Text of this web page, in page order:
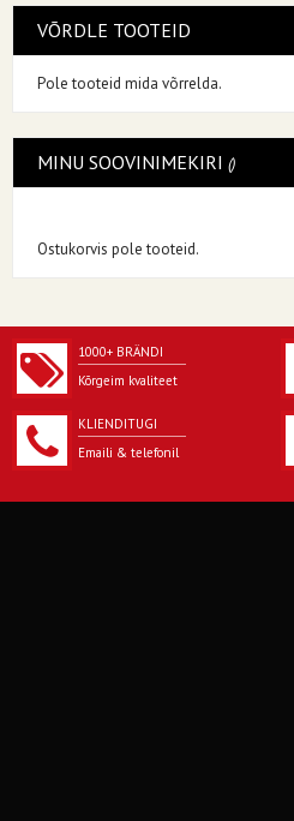
VÕRDLE TOOTEID
Pole tooteid mida võrrelda.
MINU SOOVINIMEKIRI
Ostukorvis pole tooteid.
1000+ BRÄNDI
Kõrgeim kvaliteet
KLIENDITUGI
Emaili & telefonil